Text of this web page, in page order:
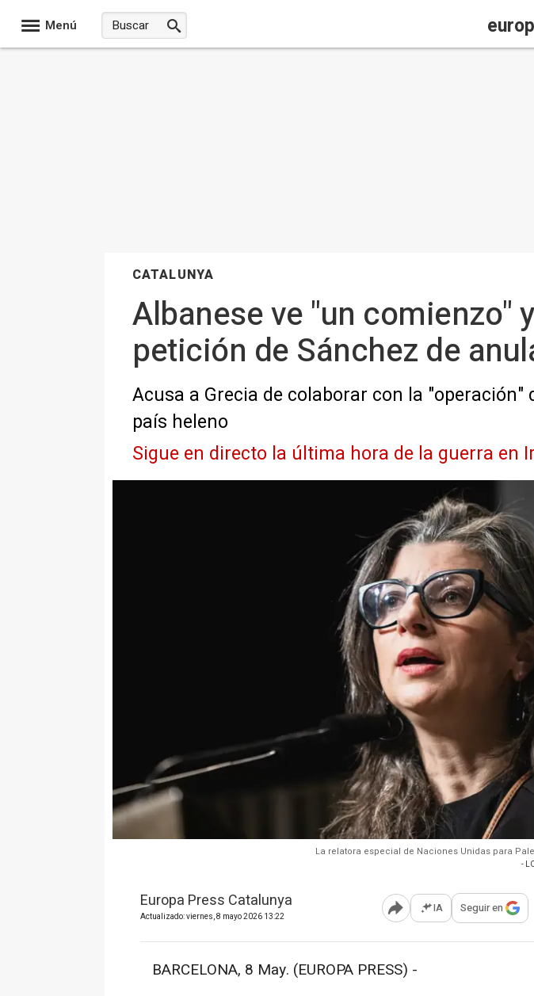
Menú
CATALUNYA
Albanese ve "un comienzo"
petición de Sánchez de
Acusa a Grecia de colaborar con la
país heleno
Sigue en directo la última hora de la guerra en
La relatora especial de Naciones Unidas para
-
Europa Press Catalunya
Actualizado: viernes, 8 mayo 2026 13:22 Abrir opciones para
IA Seguir en
BARCELONA, 8 May. (EUROPA PRESS) -